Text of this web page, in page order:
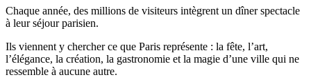
Chaque année, des millions de visiteurs intègrent un dîner spectacle
à leur séjour parisien.
Ils viennent y chercher ce que Paris représente : la fête, l’art,
l’élégance, la création, la gastronomie et la magie d’une ville qui ne
ressemble à aucune autre.